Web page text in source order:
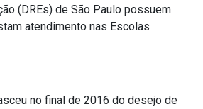
(DREs) de São Paulo possuem
atendimento nas Escolas
no final de 2016 do desejo de